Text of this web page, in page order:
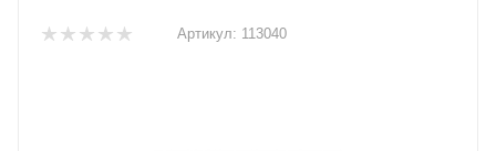
Артикул: 113040